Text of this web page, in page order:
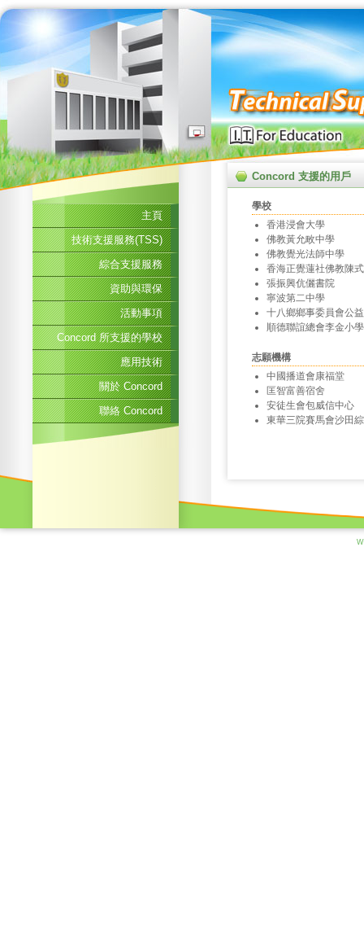
主頁
技術支援服務(TSS)
綜合支援服務
資助與環保
活動事項
Concord 所支援的學校
應用技術
關於 Concord
聯絡 Concord
Concord 支援的用戶
學校
香港浸會大學
佛教黃允畋中學
佛教覺光法師中學
香海正覺蓮社佛教陳
張振興伉儷書院
寧波第二中學
十八鄉鄉事委員會公
順德聯誼總會李金小學
志願機構
中國播道會康福堂
匡智富善宿舍
安徒生會包威信中心
東華三院賽馬會沙田